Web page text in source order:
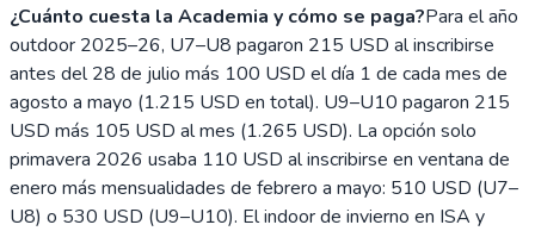
¿Cuánto cuesta la Academia y cómo se paga?Para el año
outdoor 2025–26, U7–U8 pagaron 215 USD al inscribirse
antes del 28 de julio más 100 USD el día 1 de cada mes de
agosto a mayo (1.215 USD en total). U9–U10 pagaron 215
USD más 105 USD al mes (1.265 USD). La opción solo
primavera 2026 usaba 110 USD al inscribirse en ventana de
enero más mensualidades de febrero a mayo: 510 USD (U7–
U8) o 530 USD (U9–U10). El indoor de invierno en ISA y